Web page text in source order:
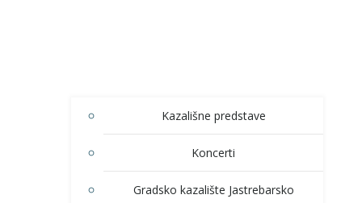
Kazališne predstave
Koncerti
Gradsko kazalište Jastrebarsko